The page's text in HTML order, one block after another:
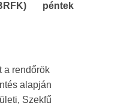
péntek
a rendőrök
alapján
Szekfű